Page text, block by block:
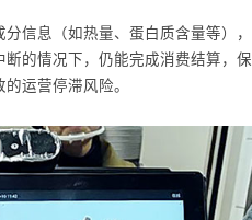
信息（如热量、蛋白质含量等），
的情况下，仍能完成消费结算，保
运营停滞风险。